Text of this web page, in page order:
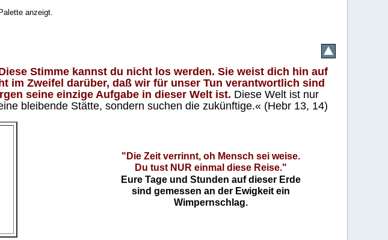
anzeigt.
Stimme kannst du nicht los werden. Sie weist dich hin auf
im Zweifel darüber, daß wir für unser Tun verantwortlich sind
seine einzige Aufgabe in dieser Welt ist. Diese Welt ist nur
bleibende Stätte, sondern suchen die zukünftige.« (Hebr 13, 14)
"Die Zeit verrinnt, oh Mensch sei weise.
Du tust NUR einmal diese Reise."
Eure Tage und Stunden auf dieser Erde
sind gemessen an der Ewigkeit ein
Wimpernschlag.